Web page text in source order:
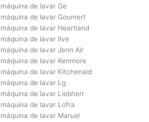
de lavar Ge
de lavar Goumert
de lavar Heartland
de lavar Ilve
de lavar Jenn Air
de lavar Kenmore
de lavar Kitchenaid
de lavar Lg
de lavar Liebherr
de lavar Lofra
de lavar Maruel